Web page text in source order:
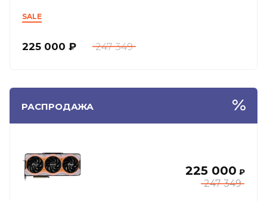
SALE
247 349
225 000 ₽
РАСПРОДАЖА
247 349
225 000 ₽